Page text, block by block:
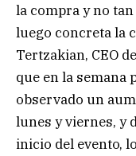
la compra y no
luego concreta la
Tertzakian, CEO
que en la semana
observado un
lunes y viernes, y
inicio del evento,